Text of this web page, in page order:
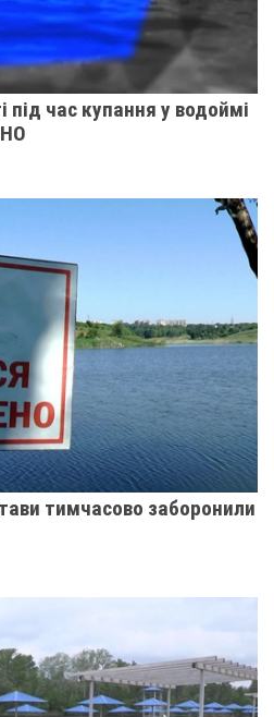
під час купання у водоймі
тимчасово заборонили